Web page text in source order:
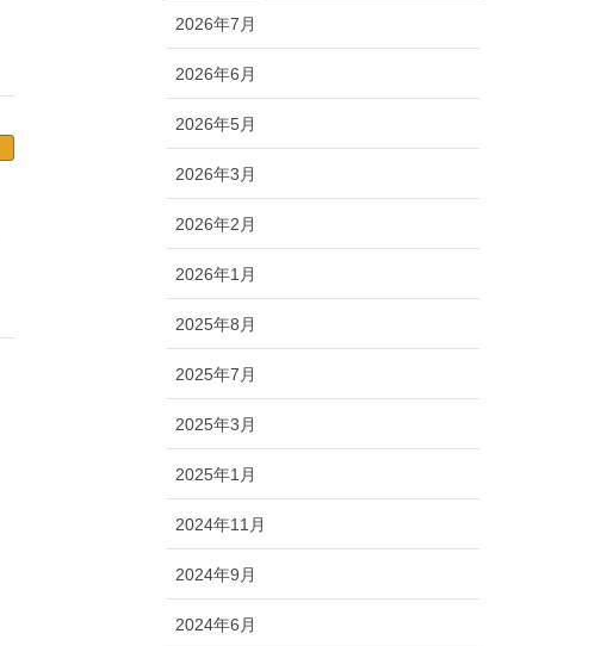
2026年7月
2026年6月
2026年5月
2026年3月
2026年2月
2026年1月
2025年8月
2025年7月
2025年3月
2025年1月
2024年11月
2024年9月
2024年6月